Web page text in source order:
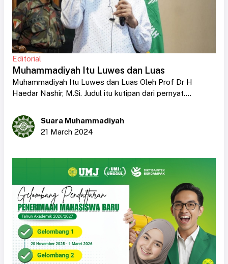
Editorial
Muhammadiyah Itu Luwes dan Luas
Muhammadiyah Itu Luwes dan Luas Oleh Prof Dr H
Haedar Nashir, M.Si. Judul itu kutipan dari pernyat....
Suara Muhammadiyah
21 March 2024